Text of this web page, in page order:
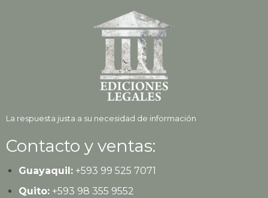
La respuesta justa a su necesidad de información
Contacto y ventas:
Guayaquil:+593 99 525 7071
Quito:+593 98 355 9552